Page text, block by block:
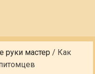
руки мастер / Как